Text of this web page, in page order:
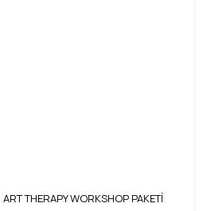
ART THERAPY WORKSHOP PAKETİ